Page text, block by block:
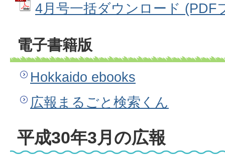
4月号一括ダウンロード (PDF
電子書籍版
Hokkaido ebooks
広報まるごと検索くん
平成30年3月の広報